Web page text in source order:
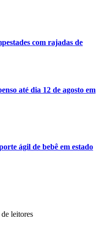
com rajadas de
até dia 12 de agosto em
ágil de bebê em estado
leitores